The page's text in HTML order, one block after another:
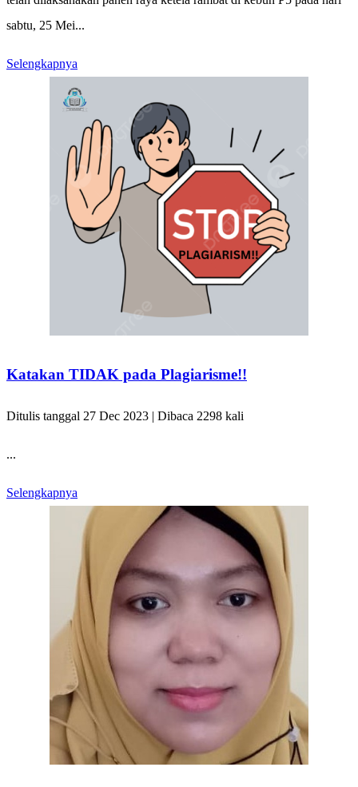
sabtu, 25 Mei...
Selengkapnya
Katakan TIDAK pada Plagiarisme!!
Ditulis tanggal 27 Dec 2023 | Dibaca 2298 kali
...
Selengkapnya